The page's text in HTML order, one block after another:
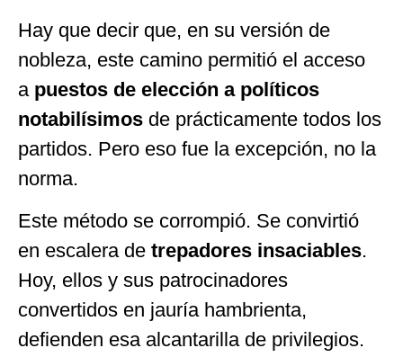
Hay que decir que, en su versión de
nobleza, este camino permitió el acceso
a puestos de elección a políticos
notabilísimos de prácticamente todos los
partidos. Pero eso fue la excepción, no la
norma.
Este método se corrompió. Se convirtió
en escalera de trepadores insaciables.
Hoy, ellos y sus patrocinadores
convertidos en jauría hambrienta,
defienden esa alcantarilla de privilegios.